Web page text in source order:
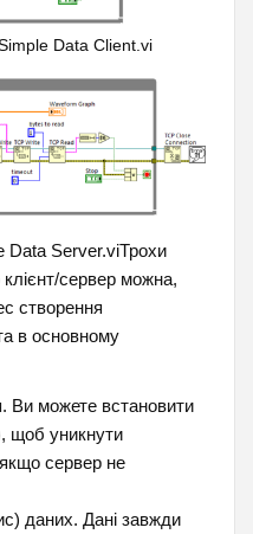
Data Client.vi
Data Server.viТрохи
сервер можна,
створення
в основному
Ви можете встановити
щоб уникнути
сервер не
даних. Дані завжди